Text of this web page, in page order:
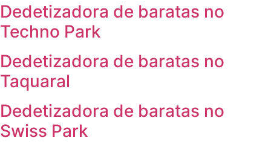
Dedetizadora de baratas no
Techno Park
Dedetizadora de baratas no
Taquaral
Dedetizadora de baratas no
Swiss Park